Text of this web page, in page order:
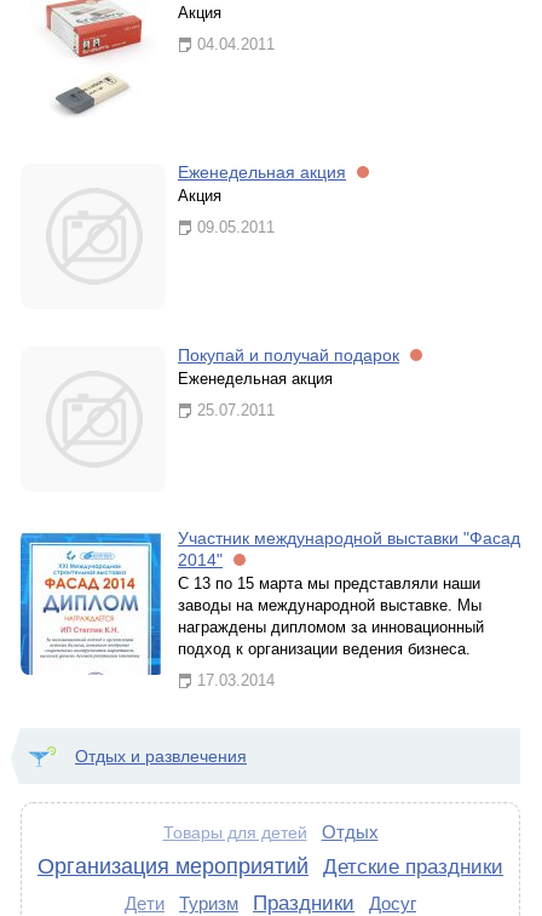
Акция
04.04.2011
Еженедельная акция
Акция
09.05.2011
Покупай и получай подарок
Еженедельная акция
25.07.2011
Участник международной выставки "Фасад
2014"
С 13 по 15 марта мы представляли наши
заводы на международной выставке. Мы
награждены дипломом за инновационный
подход к организации ведения бизнеса.
17.03.2014
Отдых и развлечения
Товары для детей Отдых
Организация мероприятий Детские праздники
Дети Туризм Праздники Досуг